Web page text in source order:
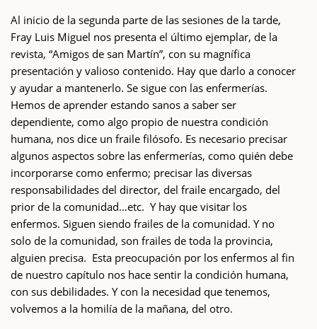
Al inicio de la segunda parte de las sesiones de la tarde,
Fray Luis Miguel nos presenta el último ejemplar, de la
revista, “Amigos de san Martín”, con su magnífica
presentación y valioso contenido. Hay que darlo a conocer
y ayudar a mantenerlo. Se sigue con las enfermerías.
Hemos de aprender estando sanos a saber ser
dependiente, como algo propio de nuestra condición
humana, nos dice un fraile filósofo. Es necesario precisar
algunos aspectos sobre las enfermerías, como quién debe
incorporarse como enfermo; precisar las diversas
responsabilidades del director, del fraile encargado, del
prior de la comunidad…etc. Y hay que visitar los
enfermos. Siguen siendo frailes de la comunidad. Y no
solo de la comunidad, son frailes de toda la provincia,
alguien precisa. Esta preocupación por los enfermos al fin
de nuestro capítulo nos hace sentir la condición humana,
con sus debilidades. Y con la necesidad que tenemos,
volvemos a la homilía de la mañana, del otro.